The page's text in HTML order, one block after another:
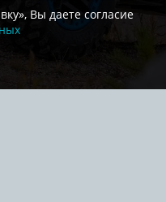
Вы даете согласие